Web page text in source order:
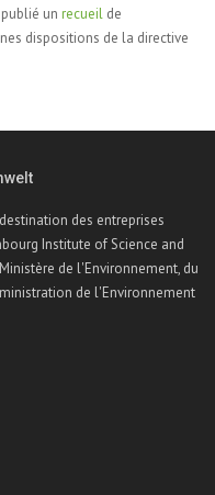
un recueil de
dispositions de la directive
des entreprises
Institute of Science and
de l'Environnement, du
de l'Environnement